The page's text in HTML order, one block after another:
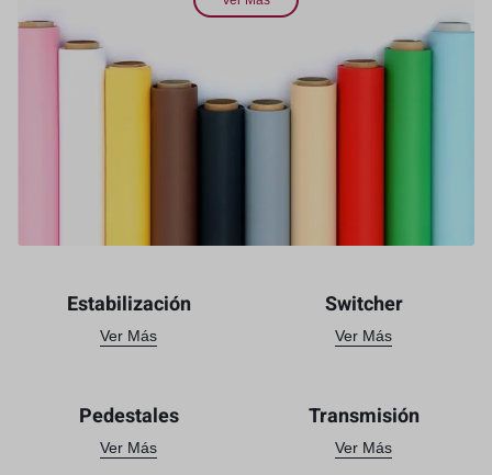
Estabilización
Ver Más
Switcher
Ver Más
Pedestales
Ver Más
Transmisión
Ver Más